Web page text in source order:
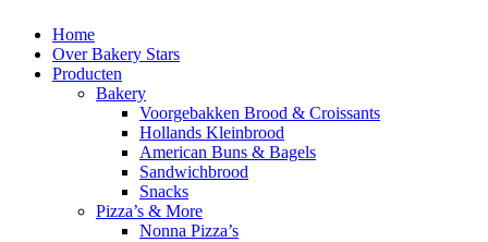
Home
Over Bakery Stars
Producten
Bakery
Voorgebakken Brood & Croissants
Hollands Kleinbrood
American Buns & Bagels
Sandwichbrood
Snacks
Pizza’s & More
Nonna Pizza’s